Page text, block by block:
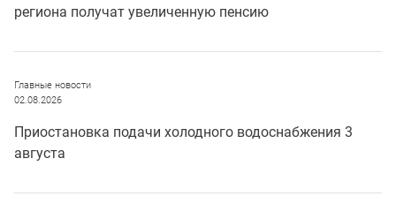
региона получат увеличенную пенсию
Главные новости
02.08.2026
Приостановка подачи холодного водоснабжения 3
августа